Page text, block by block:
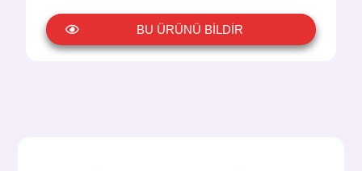
BU ÜRÜNÜ BİLDİR